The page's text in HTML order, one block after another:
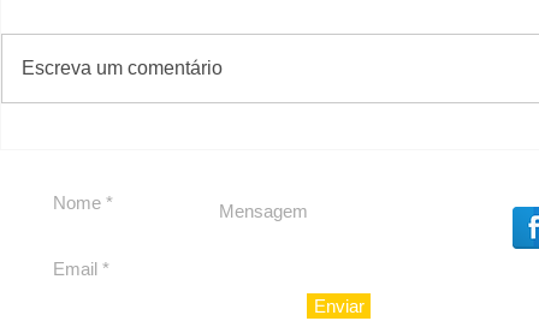
para São Paulo
Escreva um comentário
#Sugestões
Enviar